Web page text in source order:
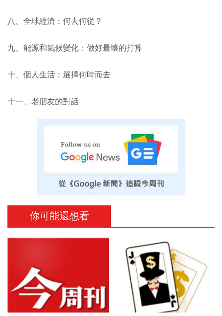
八、全球經濟：何去何從？
九、能源和氣候變化：做好最壞的打算
十、個人生活：選擇何時而去
十一、老朋友的對話
你可能還想看